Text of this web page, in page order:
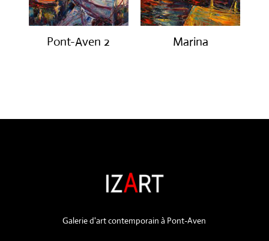
Pont-Aven 2 Marina
Galerie d'art contemporain à Pont-Aven